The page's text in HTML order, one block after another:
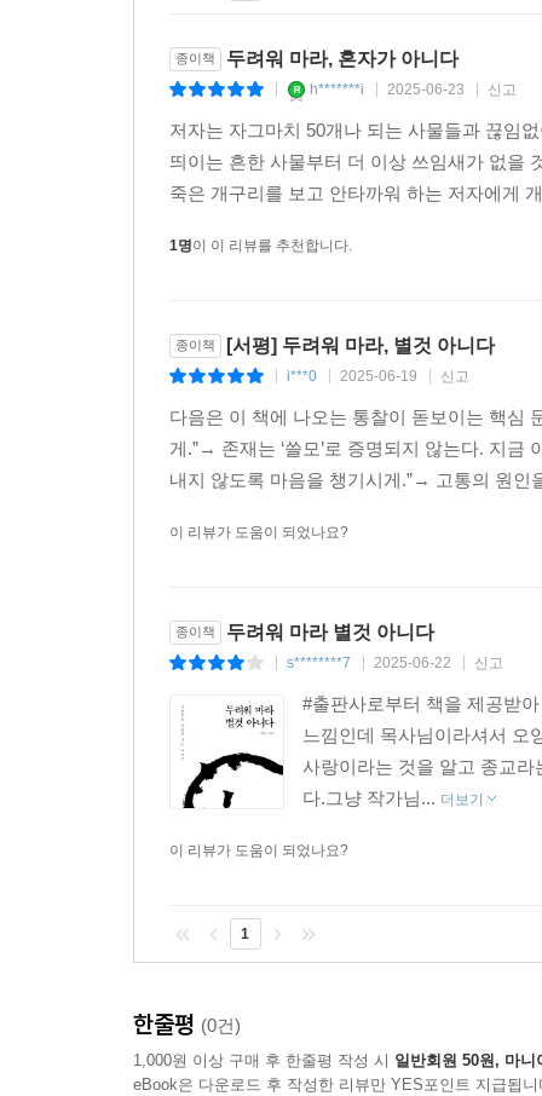
“스승님, 두려워서 못 살겠습니다.”
“무엇이 두려우냐?”
“세상에 아무도 없고 저 혼자 있는 것 같습니다.”
“아무도 없고 너 혼자 있는데 무엇이 두렵단 말이냐
사물들의 입을 빌려 전하는 이현주 목사의 오랜
* 이 책은 2012년에 출간된 《사랑 아닌 것이 없다
종이책 두려워 마라, 혼자가 아니다
h*******i 2025-06-23 신고
저자는 자그마치 50개나 되는 사물들과 끊임
띄이는 흔한 사물부터 더 이상 쓰임새가 없을
죽은 개구리를 보고 안타까워 하는 저자에게
1명이 이 리뷰를 추천합니다.
종이책 [서평] 두려워 마라, 별것 아니다
i***0 2025-06-19 신고
다음은 이 책에 나오는 통찰이 돋보이는 핵심
게.”→ 존재는 ‘쓸모’로 증명되지 않는다. 지금
내지 않도록 마음을 챙기시게.”→ 고통의 원
이 리뷰가 도움이 되었나요?
종이책 두려워 마라 별것 아니다
s********7 2025-06-22 신고
#출판사로부터 책을 제공받
느낌인데 목사님이라셔서 오
사랑이라는 것을 알고 종교
다.그냥 작가님... 더보기
이 리뷰가 도움이 되었나요?
1
한줄평 (0건)
1,000원 이상 구매 후 한줄평 작성 시 일반회원 50원, 마니
eBook은 다운로드 후 작성한 리뷰만 YES포인트 지급됩니